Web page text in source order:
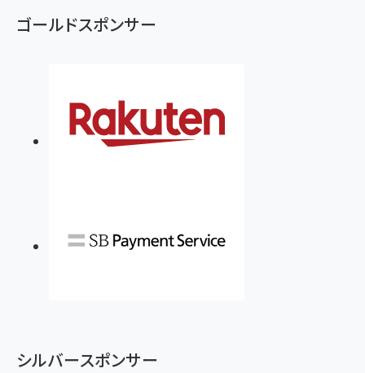
ゴールドスポンサー
シルバースポンサー